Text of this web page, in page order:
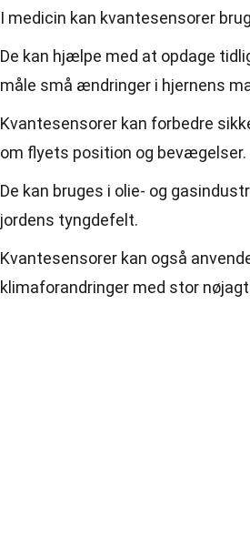
I medicin kan kvantesensorer
De kan hjælpe med at opdage
måle små ændringer i hjernens
Kvantesensorer kan forbedre
om flyets position og bevægelser.
De kan bruges i olie- og
jordens tyngdefelt.
Kvantesensorer kan også
klimaforandringer med stor